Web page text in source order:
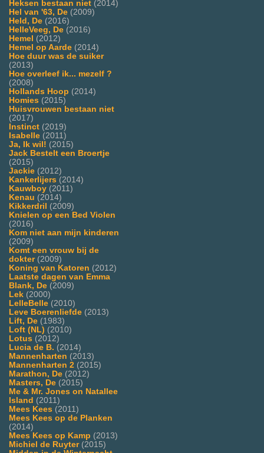
Heksen bestaan niet (2014)
Hel van '63, De (2009)
Held, De (2016)
HelleVeeg, De (2016)
Hemel (2012)
Hemel op Aarde (2014)
Hoe duur was de suiker
(2013)
Hoe overleef ik... mezelf ?
(2008)
Hollands Hoop (2014)
Homies (2015)
Huisvrouwen bestaan niet
(2017)
Instinct (2019)
Isabelle (2011)
Ja, Ik wil! (2015)
Jack Bestelt een Broertje
(2015)
Jackie (2012)
Kankerlijers (2014)
Kauwboy (2011)
Kenau (2014)
Kikkerdril (2009)
Knielen op een Bed Violen
(2016)
Kom niet aan mijn kinderen
(2009)
Komt een vrouw bij de
dokter(2009)
Koning van Katoren (2012)
Laatste dagen van Emma
Blank, De (2009)
Lek (2000)
LelleBelle (2010)
Leve Boerenliefde (2013)
Lift, De (1983)
Loft (NL) (2010)
Lotus (2012)
Lucia de B. (2014)
Mannenharten (2013)
Mannenharten 2 (2015)
Marathon, De (2012)
Masters, De (2015)
Me & Mr. Jones on Natallee
Island (2011)
Mees Kees (2011)
Mees Kees op de Planken
(2014)
Mees Kees op Kamp (2013)
Michiel de Ruyter(2015)